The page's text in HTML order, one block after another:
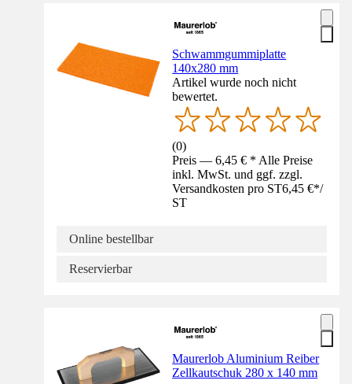
Schwammgummiplatte
140x280 mm
Artikel wurde noch nicht
bewertet.
(0)
Preis — 6,45 € * Alle Preise
inkl. MwSt. und ggf. zzgl.
Versandkosten pro ST6,45 €*/
ST
Online bestellbar
Reservierbar
Maurerlob Aluminium Reiber
Zellkautschuk 280 x 140 mm